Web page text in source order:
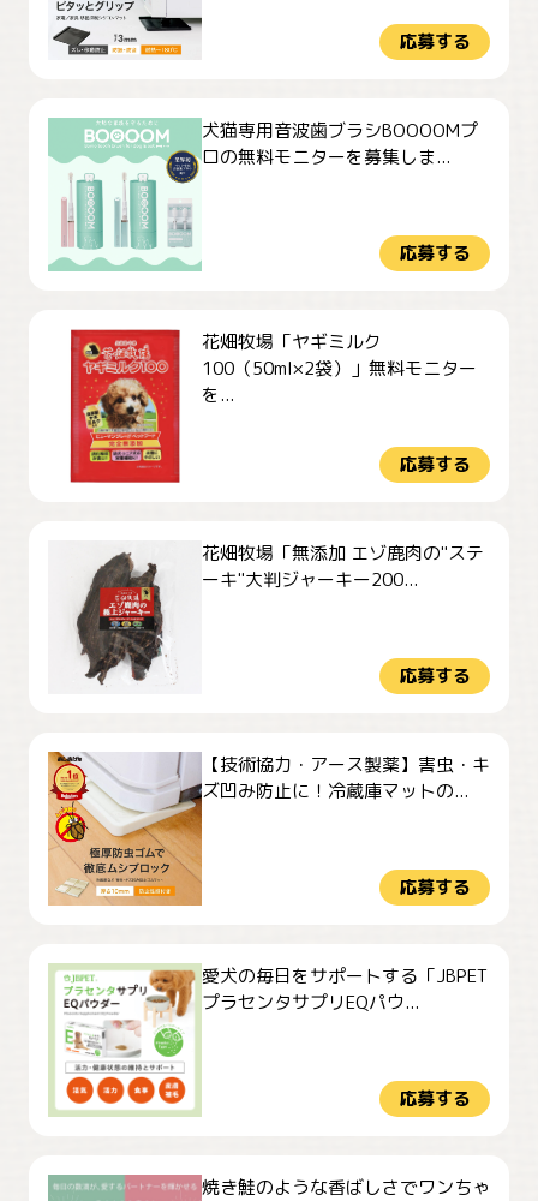
応募する
犬猫専用音波歯ブラシBOOOOMプ
ロの無料モニターを募集しま...
応募する
花畑牧場「ヤギミルク
100（50ml×2袋）」無料モニター
を...
応募する
花畑牧場「無添加 エゾ鹿肉の"ステ
ーキ"大判ジャーキー200...
応募する
【技術協力・アース製薬】害虫・キ
ズ凹み防止に！冷蔵庫マットの...
応募する
愛犬の毎日をサポートする「JBPET
プラセンタサプリEQパウ...
応募する
焼き鮭のような香ばしさでワンちゃ